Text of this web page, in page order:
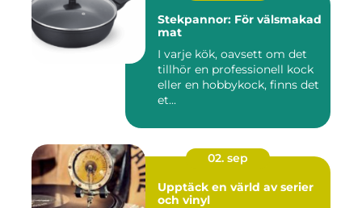
Stekpannor: För välsmakad
mat
I varje kök, oavsett om det
tillhör en professionell kock
eller en hobbykock, finns det
et...
02. sep
Upptäck en värld av serier
och vinyl